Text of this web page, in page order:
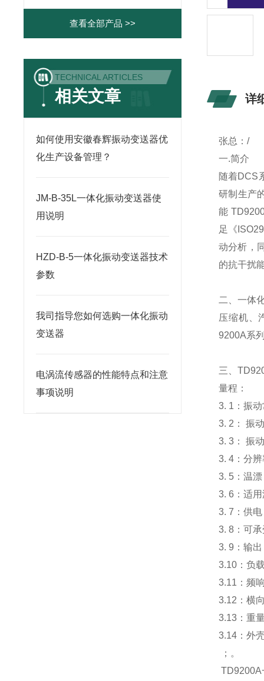
查看全部产品 >>
TECHNICAL ARTICLES
相关文章
如何使用安徽春辉振动变送器优
化生产设备管理？
JM-B-35L一体化振动变送器使
用说明
HZD-B-5一体化振动变送器技术
参数
我司指导您如何选购一体化振动
变送器
电涡流传感器的性能特点和注意
事项说明
详
张总：/
一.简介
随着DCS
研制生产
能
足《
动分析，
的抗干扰
二、一体
压缩机、
9200A系
三、
量程：
3. 1：振
3. 2： 振
3. 3： 振
3. 4：分
3. 5：温
3. 6：适
3. 7：供
3. 8：可
3. 9：输
3.10：负
3.11：频
3.12：横
3.13：重
3.14：外
；。
TD9200A